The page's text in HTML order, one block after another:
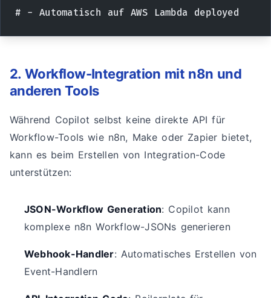
# - Automatisch auf AWS Lambda deployed
2. Workflow-Integration mit n8n und
anderen Tools
Während Copilot selbst keine direkte API für
Workflow-Tools wie n8n, Make oder Zapier bietet,
kann es beim Erstellen von Integration-Code
unterstützen:
JSON-Workflow Generation: Copilot kann
komplexe n8n Workflow-JSONs generieren
Webhook-Handler: Automatisches Erstellen von
Event-Handlern